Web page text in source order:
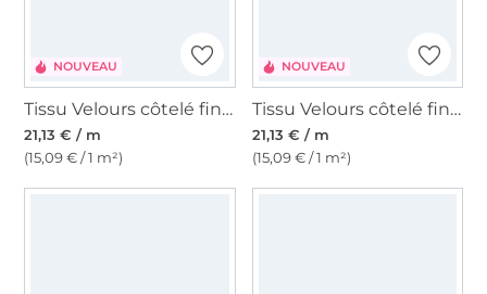
NOUVEAU
Tissu Velours côtelé fin Enjoy paisley leaves, vert olive
21,13 € / m
(15,09 € / 1 m²)
NOUVEAU
Tissu Velours côtelé fin Enjoy leaves, bleu pétrole clair
21,13 € / m
(15,09 € / 1 m²)